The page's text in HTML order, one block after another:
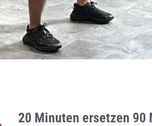
20 Minuten ersetzen 90